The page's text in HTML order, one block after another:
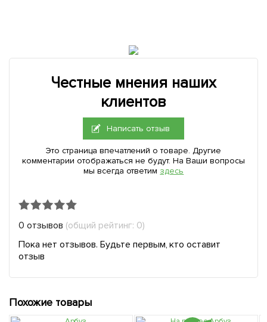
Честные мнения наших
клиентов
Написать отзыв
Это страница впечатлений о товаре. Другие
комментарии отображаться не будут. На Ваши вопросы
мы всегда ответим здесь
0 отзывов (общий рейтинг: 0)
Пока нет отзывов. Будьте первым, кто оставит
отзыв
Похожие товары